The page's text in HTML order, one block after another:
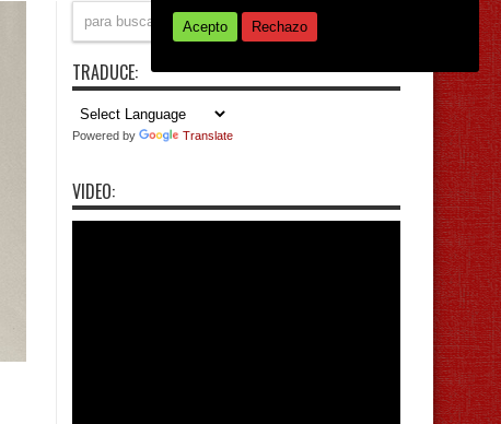
TRADUCE:
Powered by Translate
VIDEO:
Acepto Rechazo